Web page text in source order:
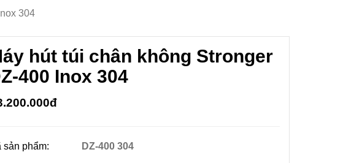
hút túi chân không Stronger
400 Inox 304
sản phẩm: DZ-400 304
304